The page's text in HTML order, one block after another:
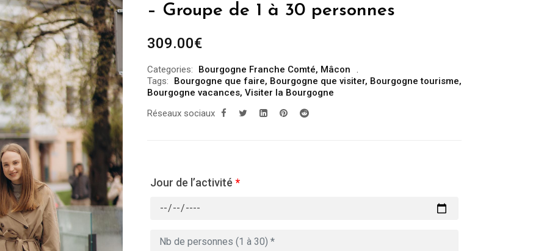
– Groupe de 1 à 30 personnes
309.00€
Categories: Bourgogne Franche Comté, Mâcon
Tags:
Bourgogne que faire, Bourgogne que visiter, Bourgogne tourisme,
Bourgogne vacances, Visiter la Bourgogne
Réseaux sociaux
Jour de l’activité *